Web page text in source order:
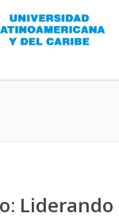
Liderando